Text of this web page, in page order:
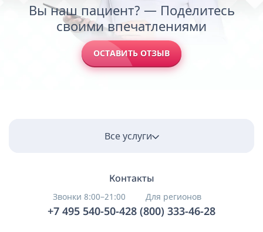
Вы наш пациент? — Поделитесь
своими впечатлениями
ОСТАВИТЬ ОТЗЫВ
Все услуги
Контакты
Звонки 8:00–21:00
+7 495 540-50-42
Для регионов
8 (800) 333-46-28